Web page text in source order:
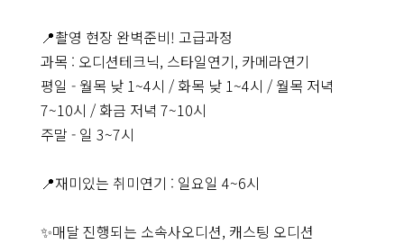
센
터
큘
럼
📍촬영 현장 완벽준비! 고급과정
과목 : 오디션테크닉, 스타일연기, 카메라연기
평일 - 월목 낮 1~4시 / 화목 낮 1~4시 / 월목 저녁
7~10시 / 화금 저녁 7~10시
주말 - 일 3~7시
📍재미있는 취미연기 : 일요일 4~6시
✨매달 진행되는 소속사오디션, 캐스팅 오디션